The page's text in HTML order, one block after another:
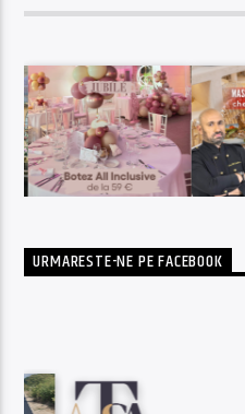
URMARESTE-NE PE FACEBOOK